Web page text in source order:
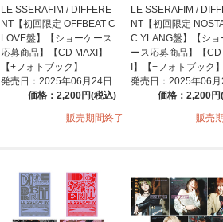
LE SSERAFIM / DIFFERE
NT【初回限定 OFFBEAT C
LOVE盤】【ショーケース
応募商品】【CD MAXI】
【+フォトブック】
発売日：2025年06月24日
価格：2,200円(税込)
販売期間終了
LE SSERAFIM /
NT【初回限定
C YLANG盤】【ショ
ース応募商品】【
I】【+フォトブック】
発売日：2025年06月
価格：2,200円
販売